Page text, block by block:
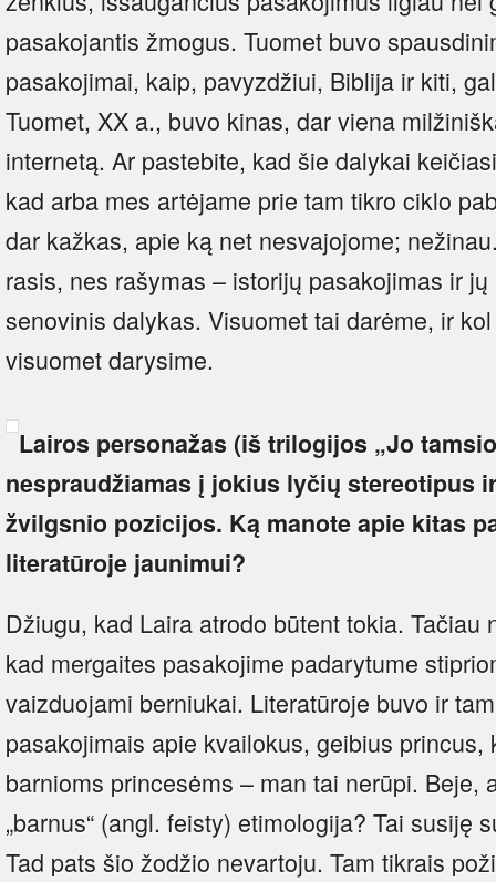
pasakojantis žmogus. Tuomet buvo
pasakojimai, kaip, pavyzdžiui, Biblija ir kiti,
Tuomet, XX a., buvo kinas, dar viena
internetą. Ar pastebite, kad šie dalykai
kad arba mes artėjame prie tam tikro ciklo
dar kažkas, apie ką net nesvajojome;
rasis, nes rašymas – istorijų pasakojimas ir
senovinis dalykas. Visuomet tai darėme, ir
visuomet darysime.
Lairos personažas (iš trilogijos „Jo
nespraudžiamas į jokius lyčių stereotipus
žvilgsnio pozicijos. Ką manote apie kitas
literatūroje jaunimui?
Džiugu, kad Laira atrodo būtent tokia. Tačiau
kad mergaites pasakojime padarytume
vaizduojami berniukai. Literatūroje buvo ir
pasakojimais apie kvailokus, geibius princus,
barnioms princesėms – man tai nerūpi. Beje,
„barnus“ (angl. feisty) etimologija? Tai susiję
Tad pats šio žodžio nevartoju. Tam tikrais